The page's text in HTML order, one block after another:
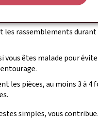
physiques comme les
les rassemblements durant
vous êtes malade pour
les pièces, au moins 3 à 4
simples, vous